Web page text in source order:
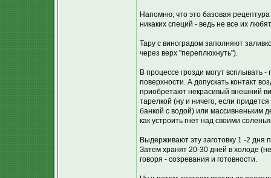
Напомню, что это базовая
никаких специй - ведь не все их
Тару с виноградом заполняют
через верх "переплюхнуть").
В процессе грозди могут всплывать -
поверхности. А допускать контакт
приобретают некрасивый внешний
тарелкой (ну и ничего, если
банкой с водой) или массивненьким
как устроить гнет над своими
Выдерживают эту заготовку 1 -2 дня
Затем хранят 20-30 дней в холоде
говоря - созревания и готовности.